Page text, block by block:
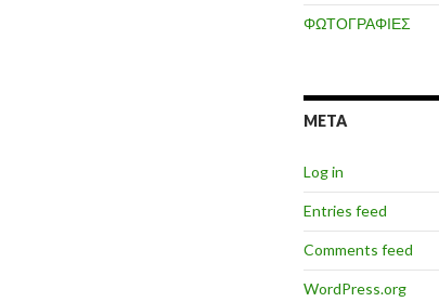
ΦΩΤΟΓΡΑΦΙΕΣ
META
Log in
Entries feed
Comments feed
WordPress.org